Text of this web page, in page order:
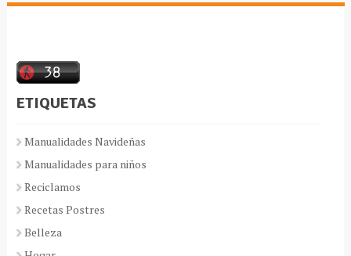
ETIQUETAS
Manualidades Navideñas
Manualidades para niños
Reciclamos
Recetas Postres
Belleza